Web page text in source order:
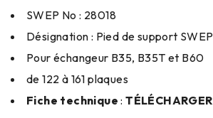
SWEP No : 28018
Désignation : Pied de support SWEP
Pour échangeur B35, B35T et B60
de 122 à 161 plaques
Fiche technique :TÉLÉCHARGER